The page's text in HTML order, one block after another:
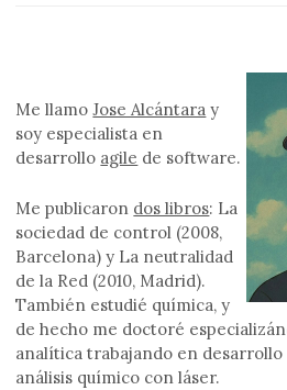
Me llamoJose Alcántara y
soy especialista en
desarrollo agile de software.
Me publicaron dos libros: La
sociedad de control (2008,
Barcelona) y La neutralidad
de la Red (2010, Madrid).
También estudié química, y
de hecho me doctoré
analítica trabajando en
análisis químico con láser.